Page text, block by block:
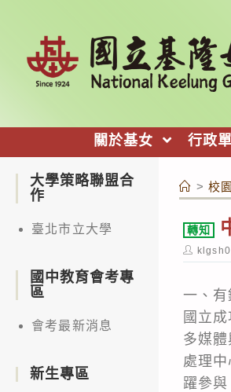
關於基女 行政
> 校
轉知
Post
author:
一、
國立
多媒
處理
躍參與
大學策略聯盟合
作
臺北市立大學
國中教育會考專
區
會考最新消息
新生專區